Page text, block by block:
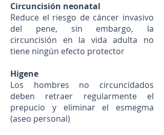
Circuncisión neonatal
Reduce el riesgo de cáncer invasivo
del pene, sin embargo, la
circuncisión en la vida adulta no
tiene ningún efecto protector
Higene
Los hombres no circuncidados
deben retraer regularmente el
prepucio y eliminar el esmegma
(aseo personal)